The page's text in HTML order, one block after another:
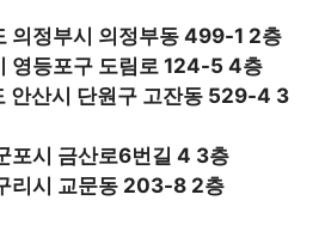
의정부시 의정부동 499-1 2층
영등포구 도림로 124-5 4층
안산시 단원구 고잔동 529-4 3
포시 금산로6번길 4 3층
리시 교문동 203-8 2층